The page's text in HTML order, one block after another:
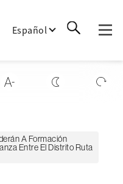
Español
A Formación
Entre El Distrito Ruta